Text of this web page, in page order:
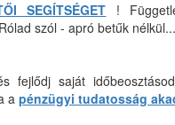
SEGÍTSÉGET !
szól - apró betűk nélkül...
fejlődj saját
a pénzügyi tudatosság